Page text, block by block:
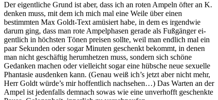
Der eigentliche Grund ist aber, dass ich an roten Ampeln öfter an K.
denken muss, mit dem ich mich mal eine Weile über einen
bestimmten Max Goldt-Text amüsiert habe, in dem es irgendwie
darum ging, dass man rote Ampelphasen gerade als Fußgänger ei-
gentlich in höchsten Tönen preisen sollte, weil man endlich mal ein
paar Sekunden oder sogar Minuten geschenkt bekommt, in denen
man nicht geschäftig herumhetzen muss, sondern sich schöne
Gedanken machen oder vielleicht sogar eine hübsche neue sexuelle
Phantasie ausdenken kann. (Genau weiß ich’s jetzt aber nicht mehr,
Herr Goldt würde’s mir hoffentlich nachsehen…) Das Warten an der
Ampel ist jedenfalls demnach sowas wie eine unverhofft geschenkte